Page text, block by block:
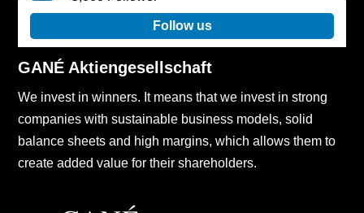
Follow us
GANÉ Aktiengesellschaft
We invest in winners. It means that we invest in strong
companies with sustainable business models, solid
balance sheets and high margins, which allows them to
create added value for their shareholders.